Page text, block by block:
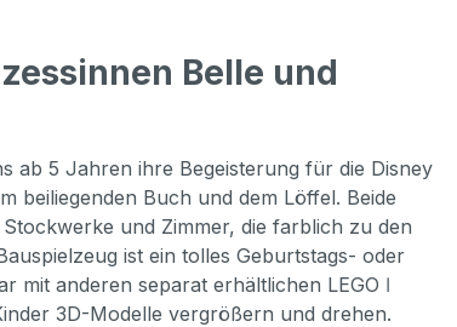
Belle und
ab 5 Jahren ihre Begeisterung für die Disney
beiliegenden Buch und dem Löffel. Beide
und Zimmer, die farblich zu den
ist ein tolles Geburtstags- oder
mit anderen separat erhältlichen LEGO ǀ
3D-Modelle vergrößern und drehen.